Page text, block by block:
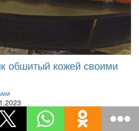
обшитый кожей своими